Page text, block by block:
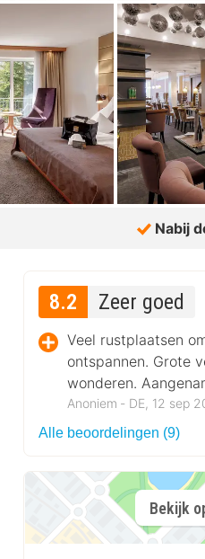
Nabij
8.2 Zeer goed
Veel rustplaatsen
ontspannen. Grote
wonderen.
Anoniem ‐ DE, 12 sep
Alle beoordelingen (9)
Bekijk